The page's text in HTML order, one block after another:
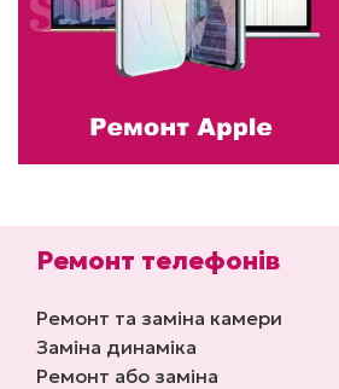
Ремонт телефонів
Ремонт та заміна камери
Заміна динаміка
Ремонт або заміна